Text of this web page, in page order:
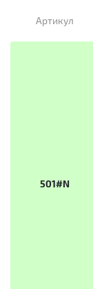
Артикул
501#N